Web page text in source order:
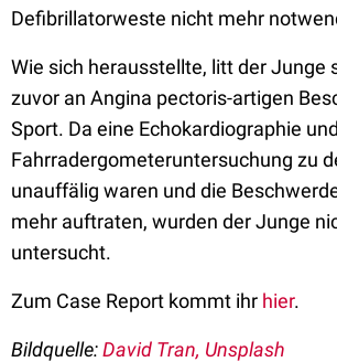
Defibrillatorweste nicht mehr
Wie sich herausstellte, litt der Junge
zuvor an Angina pectoris-artigen
Sport. Da eine Echokardiographie und
Fahrradergometeruntersuchung zu
unauffälig waren und die
mehr auftraten, wurden der Junge
untersucht.
Zum Case Report kommt ihr hier.
Bildquelle:David Tran, Unsplash